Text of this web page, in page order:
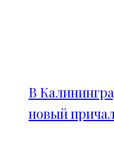
В
новый